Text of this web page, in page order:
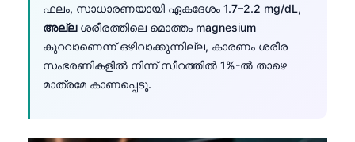
ഫലം, സാധാരണയായി ഏകദേശം 1.7–2.2 mg/dL,
അല്ലശരീരത്തിലെ മൊത്തം magnesium
കുറവാണെന്ന് ഒഴിവാക്കുന്നില്ല, കാരണം ശരീര
സംഭരണികളിൽ നിന്ന് സീറത്തിൽ 1%-ൽ താഴെ
മാത്രമേ കാണപ്പെടൂ.